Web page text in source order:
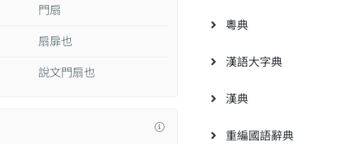
門扇
扇扉也
說文門扇也
粵典
漢語大字典
漢典
重編國語辭典